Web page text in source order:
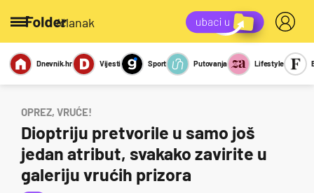
/članak
Miks Kviz
Report
Sexy
Dnevnik.hr Vijesti Sport Putovanja Lifestyle
OPREZ, VRUĆE!
Dioptriju pretvorile u samo još
jedan atribut, svakako zavirite u
galeriju vrućih prizora